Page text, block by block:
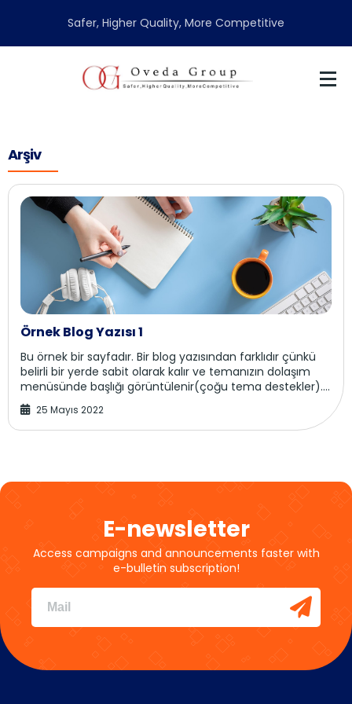
Safer, Higher Quality, More Competitive
Arşiv
Örnek Blog Yazısı 1
Bu örnek bir sayfadır. Bir blog yazısından farklıdır çünkü
belirli bir yerde sabit olarak kalır ve temanızın dolaşım
menüsünde başlığı görüntülenir(çoğu tema destekler).
Bir çok insan potansiyel ziyar...
25 Mayıs 2022
E-newsletter
Access campaigns and announcements faster with
e-bulletin subscription!